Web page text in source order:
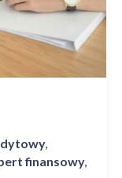
,
finansowy,